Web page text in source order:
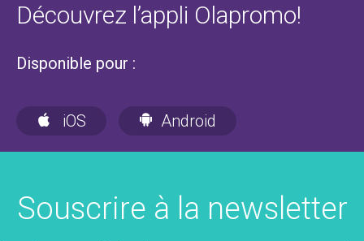
Découvrez l’appli Olapromo!
Disponible pour :
iOS Android
Souscrire à la newsletter